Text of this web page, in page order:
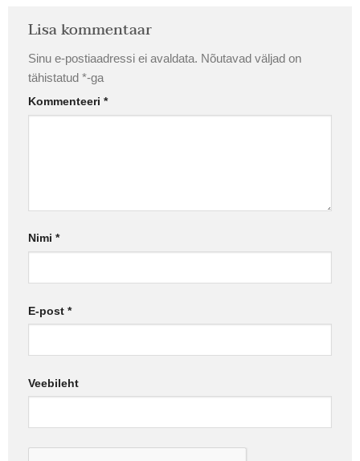
Lisa kommentaar
Sinu e-postiaadressi ei avaldata. Nõutavad väljad on
tähistatud *-ga
Kommenteeri *
Nimi *
E-post *
Veebileht